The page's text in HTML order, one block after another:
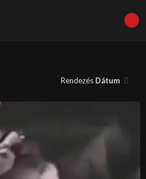
Rendezés Dátum